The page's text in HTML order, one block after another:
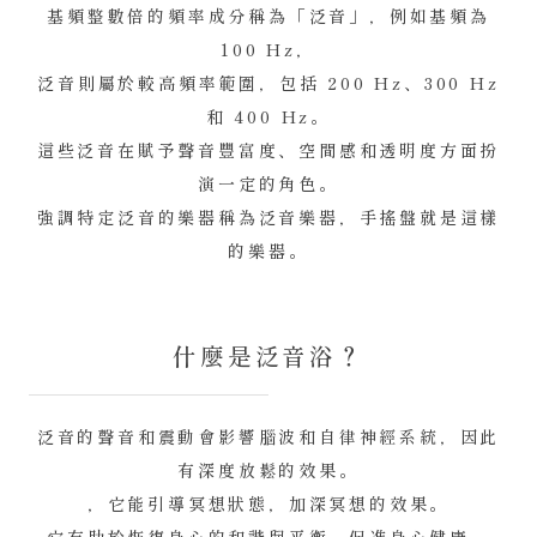
基頻整數倍的頻率成分稱為「泛音」，例如基頻為
100 Hz，
泛音則屬於較高頻率範圍，包括 200 Hz、300 Hz
和 400 Hz。
這些泛音在賦予聲音豐富度、空間感和透明度方面扮
演一定的角色。
強調特定泛音的樂器稱為泛音樂器，手搖盤就是這樣
的樂器。
什麼是泛音浴？
泛音的聲音和震動會影響腦波和自律神經系統，因此
有深度放鬆的效果。
，它能引導冥想狀態，加深冥想的效果。